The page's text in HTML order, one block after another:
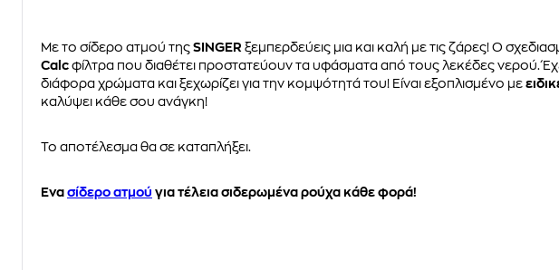
Με το σίδερο ατμού της SINGER ξεμπερδεύεις μια και καλή με τις ζάρες! Ο
Calc φίλτρα που διαθέτει προστατεύουν τα υφάσματα από τους λεκέδες νερού.
διάφορα χρώματα και ξεχωρίζει για την κομψότητά του! Είναι εξοπλισμένο με
καλύψει κάθε σου ανάγκη!
Το αποτέλεσμα θα σε καταπλήξει.
Ένα σίδερο ατμού για τέλεια σιδερωμένα ρούχα κάθε φορά!